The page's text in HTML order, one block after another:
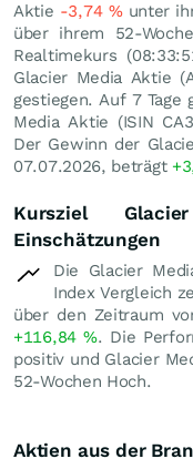
Aktie -3,74 %unter
über ihrem 52-
Realtimekurs
Glacier Media Aktie
gestiegen. Auf 7 Tage
Media Aktie (ISIN
Der Gewinn der
07.07.2026, beträgt
Kursziel
Einschätzungen
Die Glacier
Index Vergleich
über den Zeitraum
+116,84%. Die
positiv und Glacier
52-Wochen Hoch.
Aktien aus der